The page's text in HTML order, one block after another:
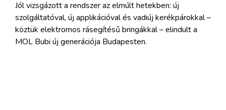
Jól vizsgázott a rendszer az elmúlt hetekben: új
szolgáltatóval, új applikációval és vadiúj kerékpárokkal –
köztük elektromos rásegítésű bringákkal – elindult a
MOL Bubi új generációja Budapesten.